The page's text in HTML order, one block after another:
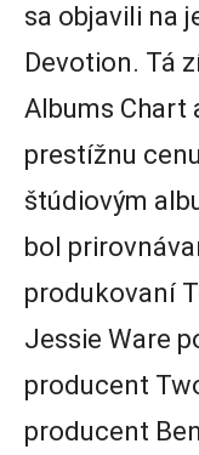
sa objavili na
Devotion. Tá
Albums Chart
prestížnu
štúdiovým
bol
produkovaní
Jessie Ware
producent
producent